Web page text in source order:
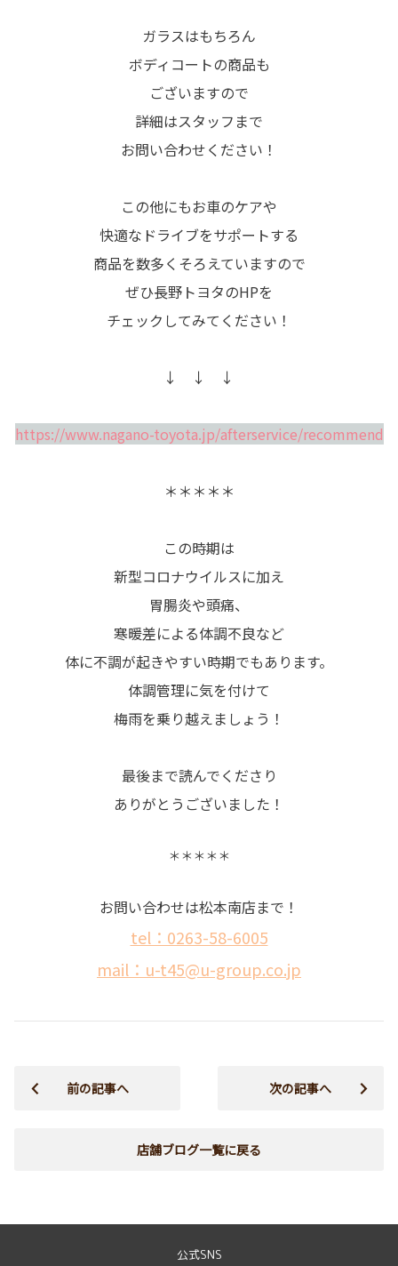
ガラスはもちろん
ボディコートの商品も
ございますので
詳細はスタッフまで
お問い合わせください！
この他にもお車のケアや
快適なドライブをサポートする
商品を数多くそろえていますので
ぜひ長野トヨタのHPを
チェックしてみてください！
↓ ↓ ↓
https://www.nagano-toyota.jp/afterservice/recommend
＊＊＊＊＊
この時期は
新型コロナウイルスに加え
胃腸炎や頭痛、
寒暖差による体調不良など
体に不調が起きやすい時期でもあります。
体調管理に気を付けて
梅雨を乗り越えましょう！
最後まで読んでくださり
ありがとうございました！
＊＊＊＊＊
お問い合わせは松本南店まで！
tel：0263-58-6005
mail：u-t45@u-group.co.jp
前の記事へ
店舗ブログ一覧に戻る
次の記事へ
公式SNS